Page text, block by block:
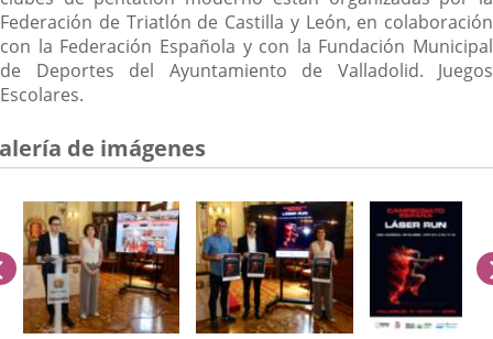
Federación de Triatlón de Castilla y León, en colaboración
con la Federación Española y con la Fundación Municipal
de Deportes del Ayuntamiento de Valladolid. Juegos
Escolares.
de imágenes
anterior